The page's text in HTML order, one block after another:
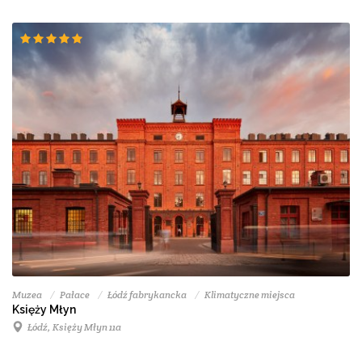
Muzea Pałace Łódź fabrykancka Klimatyczne miejsca
Księży Młyn
Łódź, Księży Młyn 11a